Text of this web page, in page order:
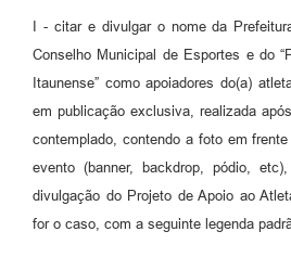
I - citar e divulgar o nome da
Conselho Municipal de Esportes e do
Itaunense” como apoiadores do(a)
em publicação exclusiva, realizada
contemplado, contendo a foto em
evento (banner, backdrop, pódio,
divulgação do Projeto de Apoio ao
for o caso, com a seguinte legenda